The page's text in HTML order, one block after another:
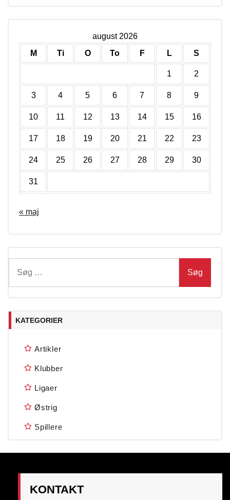
august 2026
M
Ti O To F L S
1 2
3 4 5 6 7 8 9
10 11 12 13 14 15 16
17 18 19 20 21 22 23
24 25 26 27 28 29 30
31
« maj
efter:
KATEGORIER
Artikler
Klubber
Ligaer
Østrig
Spillere
KONTAKT